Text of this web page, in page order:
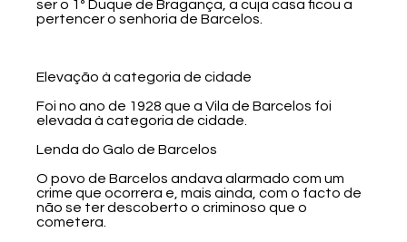
ser o 1º Duque de Bragança, a cuja casa ficou a
pertencer o senhoria de Barcelos.
Elevação à categoria de cidade
Foi no ano de 1928 que a Vila de Barcelos foi
elevada à categoria de cidade.
Lenda do Galo de Barcelos
O povo de Barcelos andava alarmado com um
crime que ocorrera e, mais ainda, com o facto de
não se ter descoberto o criminoso que o
cometera.